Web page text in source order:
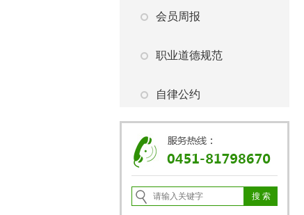
会员周报
职业道德规范
自律公约